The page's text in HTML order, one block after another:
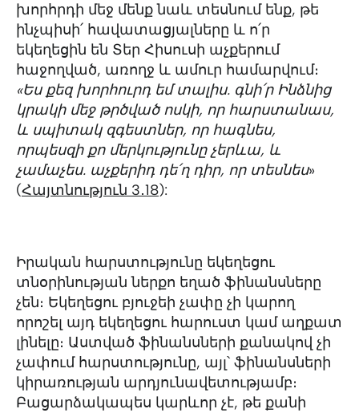
խորհրդի մեջ մենք նաև տեսնում ենք, թե
ինչպիսի՛ հավատացյալները և ո՛ր
եկեղեցին են Տեր Հիսուսի աչքերում
հաջողված, առողջ և ամուր համարվում։
«Ես քեզ խորհուրդ եմ տալիս. գնի՛ր Ինձնից
կրակի մեջ թրծված ոսկի, որ հարստանաս,
և սպիտակ զգեստներ, որ հագնես,
որպեսզի քո մերկությունը չերևա, և
չամաչես. աչքերիդ դե՛ղ դիր, որ տեսնես»
(Հայտնություն 3․18):
Իրական հարստությունը եկեղեցու
տնօրինության ներքո եղած ֆինանսները
չեն։ Եկեղեցու բյուջեի չափը չի կարող
որոշել այդ եկեղեցու հարուստ կամ աղքատ
լինելը։ Աստված ֆինանսների քանակով չի
չափում հարստությունը, այլ՝ ֆինանսների
կիրառության արդյունավետությամբ։
Բացարձակապես կարևոր չէ, թե քանի